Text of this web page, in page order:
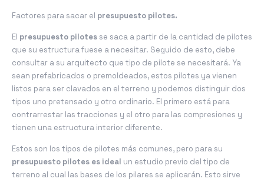
Factores para sacar el presupuesto pilotes.
El presupuesto pilotes se saca a partir de la cantidad de pilotes
que su estructura fuese a necesitar. Seguido de esto, debe
consultar a su arquitecto que tipo de pilote se necesitará. Ya
sean prefabricados o premoldeados, estos pilotes ya vienen
listos para ser clavados en el terreno y podemos distinguir dos
tipos uno pretensado y otro ordinario. El primero está para
contrarrestar las tracciones y el otro para las compresiones y
tienen una estructura interior diferente.
Estos son los tipos de pilotes más comunes, pero para su
presupuesto pilotes es ideal un estudio previo del tipo de
terreno al cual las bases de los pilares se aplicarán. Esto sirve